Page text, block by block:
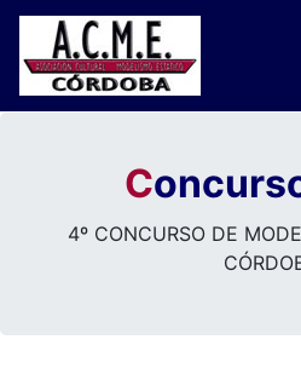
C
4º CONCURSO DE